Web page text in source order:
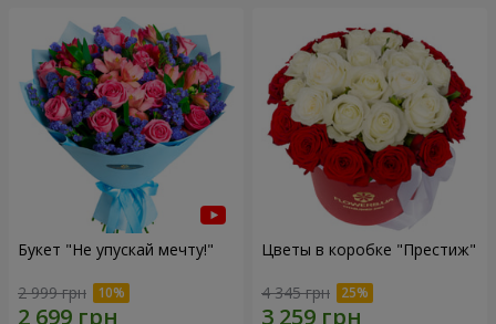
Букет "Не упускай мечту!"
2 999 грн
Цветы в коробке "Престиж"
4 345 грн